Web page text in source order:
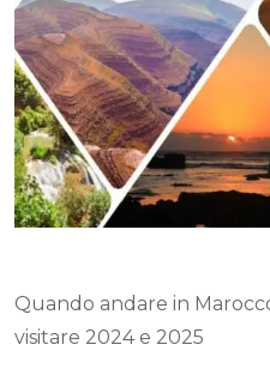
Quando andare in
visitare 2024 e 2025